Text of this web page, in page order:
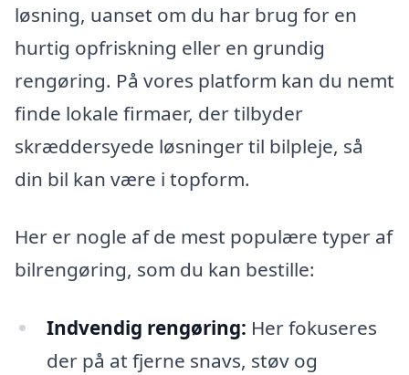
løsning, uanset om du har brug for en
hurtig opfriskning eller en grundig
rengøring. På vores platform kan du nemt
finde lokale firmaer, der tilbyder
skræddersyede løsninger til bilpleje, så
din bil kan være i topform.
Her er nogle af de mest populære typer af
bilrengøring, som du kan bestille:
Indvendig rengøring: Her fokuseres
der på at fjerne snavs, støv og